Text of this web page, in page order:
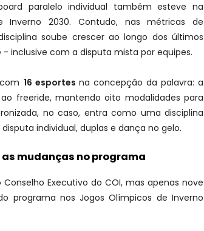
paralelo individual também esteve na
Inverno 2030. Contudo, nas métricas de
soube crescer ao longo dos últimos
inclusive com a disputa mista por equipes.
16 esportes na concepção da palavra: a
freeride, mantendo oito modalidades para
no caso, entra como uma disciplina
individual, duplas e dança no gelo.
as mudanças no programa
Executivo do COI, mas apenas nove
programa nos Jogos Olímpicos de Inverno